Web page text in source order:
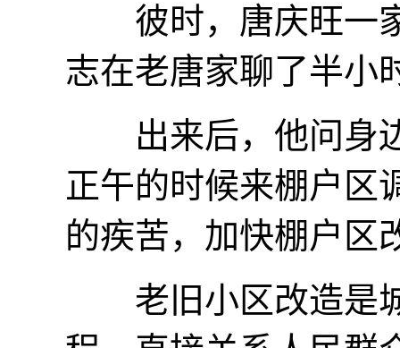
彼时，唐庆旺一家
志在老唐家聊了半小
出来后，他问身边
正午的时候来棚户区
的疾苦，加快棚户区
老旧小区改造是城